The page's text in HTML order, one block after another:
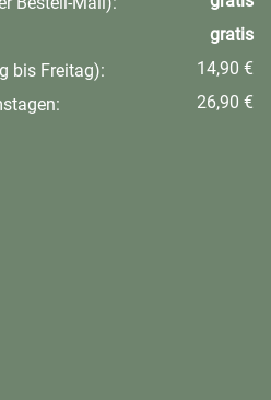
gratis
bis Freitag):
14,90 €
26,90 €